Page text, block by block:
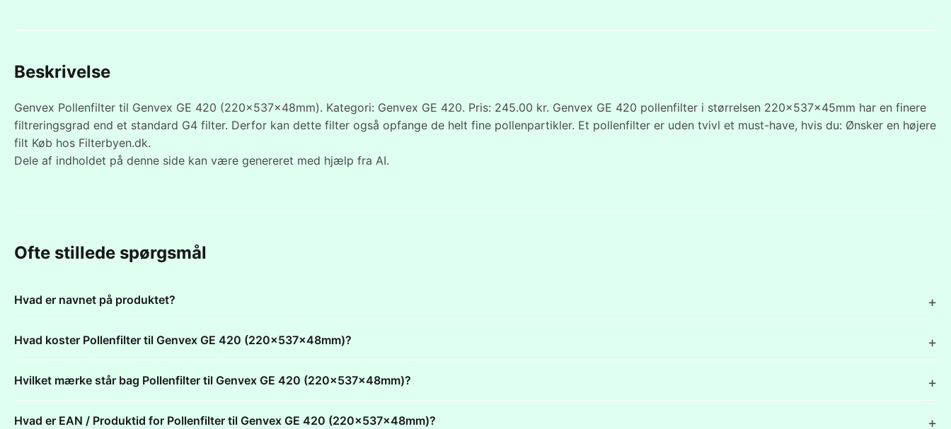
Beskrivelse
Genvex Pollenfilter til Genvex GE 420 (220x537x48mm). Kategori: Genvex GE 420. Pris: 245.00 kr. Genvex GE 420 pollenfilter i størrelsen 220x537x45mm har en finere
filtreringsgrad end et standard G4 filter. Derfor kan dette filter også opfange de helt fine pollenpartikler. Et pollenfilter er uden tvivl et must-have, hvis du: Ønsker en højere
filt Køb hos Filterbyen.dk.
Dele af indholdet på denne side kan være genereret med hjælp fra AI.
Ofte stillede spørgsmål
Hvad er navnet på produktet?
Hvad koster Pollenfilter til Genvex GE 420 (220x537x48mm)?
Hvilket mærke står bag Pollenfilter til Genvex GE 420 (220x537x48mm)?
Hvad er EAN / Produktid for Pollenfilter til Genvex GE 420 (220x537x48mm)?